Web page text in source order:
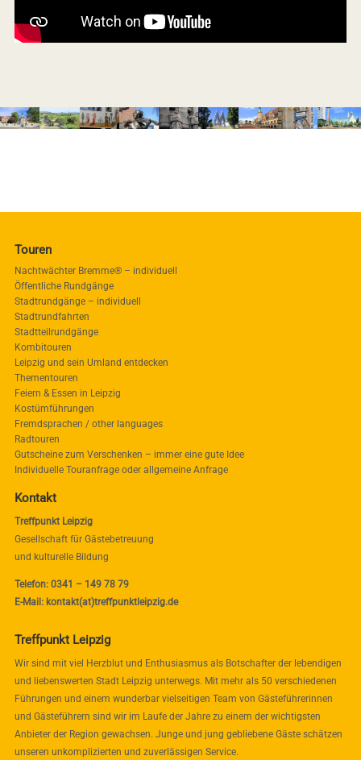
Touren
Nachtwächter Bremme® – individuell
Öffentliche Rundgänge
Stadtrundgänge – individuell
Stadtrundfahrten
Stadtteilrundgänge
Kombitouren
Leipzig und sein Umland entdecken
Thementouren
Feiern & Essen in Leipzig
Kostümführungen
Fremdsprachen / other languages
Radtouren
Gutscheine zum Verschenken – immer eine gute Idee
Individuelle Touranfrage oder allgemeine Anfrage
Kontakt
Treffpunkt Leipzig
Gesellschaft für Gästebetreuung
und kulturelle Bildung
Telefon: 0341 – 149 78 79
E-Mail: kontakt(at)treffpunktleipzig.de
Treffpunkt Leipzig
Wir sind mit viel Herzblut und Enthusiasmus als Botschafter der lebendigen
und liebenswerten Stadt Leipzig unterwegs. Mit mehr als 50 verschiedenen
Führungen und einem wunderbar vielseitigen Team von Gästeführerinnen
und Gästeführern sind wir im Laufe der Jahre zu einem der wichtigsten
Anbieter der Region gewachsen. Junge und jung gebliebene Gäste schätzen
unseren unkomplizierten und zuverlässigen Service.